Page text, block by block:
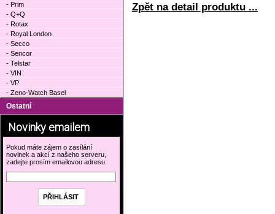
Zpět na detail produktu ...
- Prim
- Q+Q
- Rotax
- Royal London
- Secco
- Sencor
- Telstar
- VIN
- VP
- Zeno-Watch Basel
Ostatní
Novinky emailem
Pokud máte zájem o zasílání
novinek a akcí z našeho serveru,
zadejte prosím emailovou adresu.